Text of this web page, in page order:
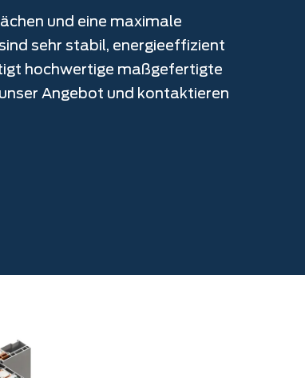
und eine maximale
sehr stabil, energieeffizient
hochwertige maßgefertigte
Angebot und kontaktieren